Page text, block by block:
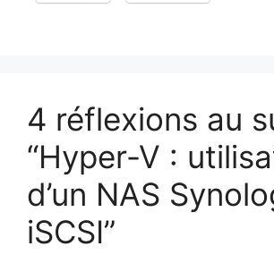
4 réflexions au
“Hyper-V :
d’un NAS
iSCSI”